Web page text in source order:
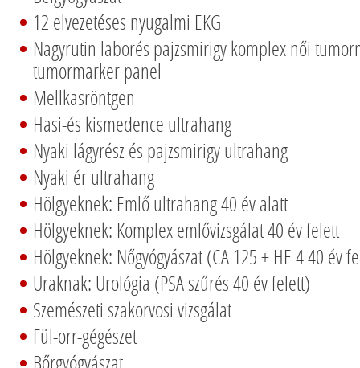
12 elvezetéses nyugalmi EKG
Nagyrutin laborés pajzsmirigy komplex női
tumormarker panel
Mellkasröntgen
Hasi-és kismedence ultrahang
Nyaki lágyrész és pajzsmirigy ultrahang
Nyaki ér ultrahang
Hölgyeknek: Emlő ultrahang 40 év alatt
Hölgyeknek: Komplex emlővizsgálat 40 év felett
Hölgyeknek: Nőgyógyászat (CA 125 + HE 4 40 év
Uraknak: Urológia (PSA szűrés 40 év felett)
Szemészeti szakorvosi vizsgálat
Fül-orr-gégészet